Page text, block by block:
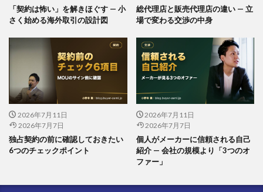
「契約は怖い」を解きほぐす — 小
さく始める海外取引の設計図
総代理店と販売代理店の違い — 立
場で変わる交渉の中身
2026年7月11日
2026年7月7日
独占契約の前に確認しておきたい
6つのチェックポイント
2026年7月11日
2026年7月7日
個人がメーカーに信頼される自己
紹介 — 会社の規模より「3つのオ
ファー」